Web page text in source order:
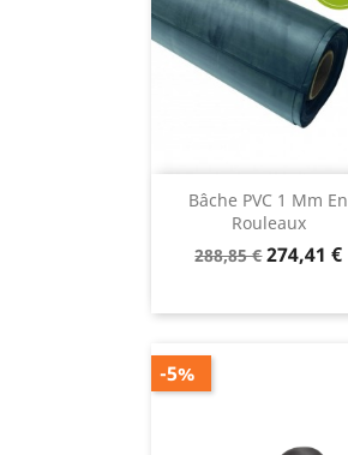
Bâche PVC 1 Mm En
Rouleaux
Prix
288,85 €Prix
274,41 €
-5%